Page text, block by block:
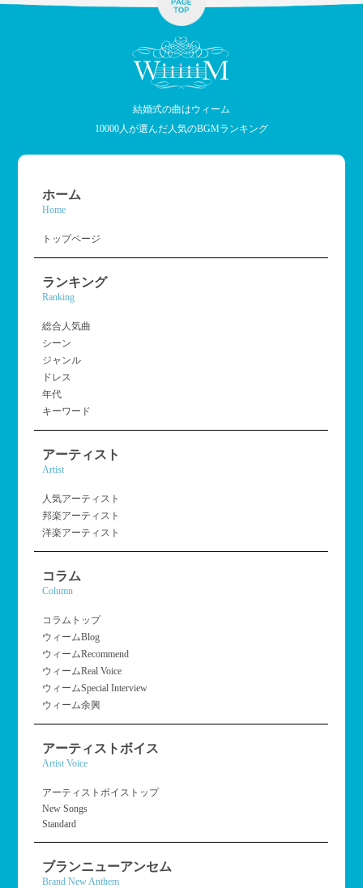
結婚式の曲はウィーム
10000人が選んだ人気のBGMランキング
ホーム
Home
トップページ
ランキング
Ranking
総合人気曲
シーン
ジャンル
ドレス
年代
キーワード
アーティスト
Artist
人気アーティスト
邦楽アーティスト
洋楽アーティスト
コラム
Column
コラムトップ
ウィームBlog
ウィームRecommend
ウィームReal Voice
ウィームSpecial Interview
ウィーム余興
アーティストボイス
Artist Voice
アーティストボイストップ
New Songs
Standard
ブランニューアンセム
Brand New Anthem